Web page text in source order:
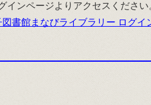
インページよりアクセスください
図書館まなびライブラリー ログイ